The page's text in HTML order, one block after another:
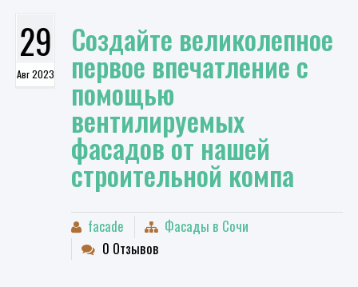
29
Авг 2023
Создайте великолепное
первое впечатление с
помощью
вентилируемых
фасадов от нашей
строительной компа
facade
Фасады в Сочи
0 Отзывов